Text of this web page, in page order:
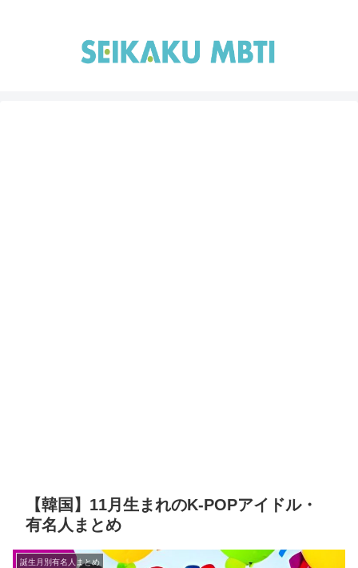
【韓国】11月生まれのK-POPアイドル・
有名人まとめ
誕生月別有名人まとめ